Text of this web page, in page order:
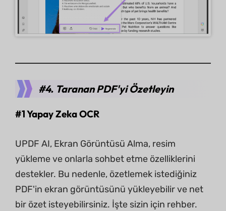
#4. Taranan PDF'yi Özetleyin
#1 Yapay Zeka OCR
UPDF AI, Ekran Görüntüsü Alma, resim
yükleme ve onlarla sohbet etme özelliklerini
destekler. Bu nedenle, özetlemek istediğiniz
PDF'in ekran görüntüsünü yükleyebilir ve net
bir özet isteyebilirsiniz. İşte sizin için rehber.